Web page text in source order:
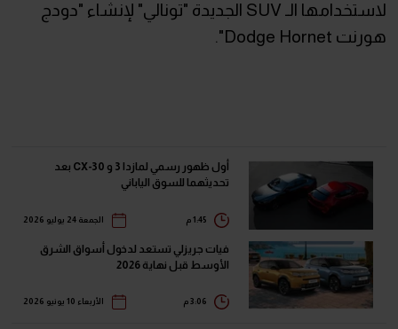
لاستخدامها الـ SUV الجديدة "تونالي" لإنشاء "دودج
هورنت Dodge Hornet".
أول ظهور رسمي لمازدا 3 و CX-30 بعد
تحديثهما للسوق الياباني
الجمعة 24 يوليو 2026
فيات جريزلي تستعد لدخول أسواق الشرق
الأوسط قبل نهاية 2026
الأربعاء 10 يونيو 2026